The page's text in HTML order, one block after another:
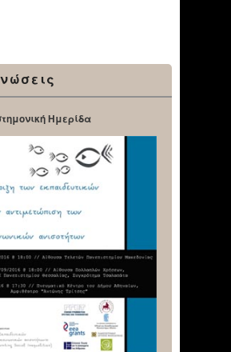
Ημερίδα